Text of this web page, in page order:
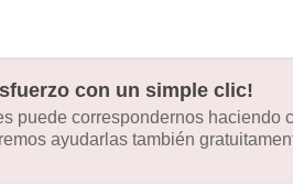
con un simple clic!
puede correspondernos haciendo
ayudarlas también